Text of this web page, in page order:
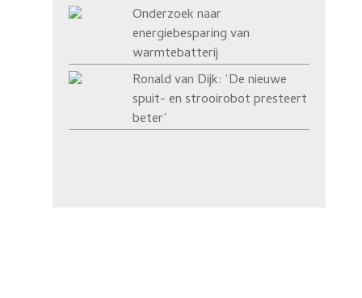
Onderzoek naar
energiebesparing van
warmtebatterij
Ronald van Dijk: ‘De nieuwe
spuit- en strooirobot presteert
beter’